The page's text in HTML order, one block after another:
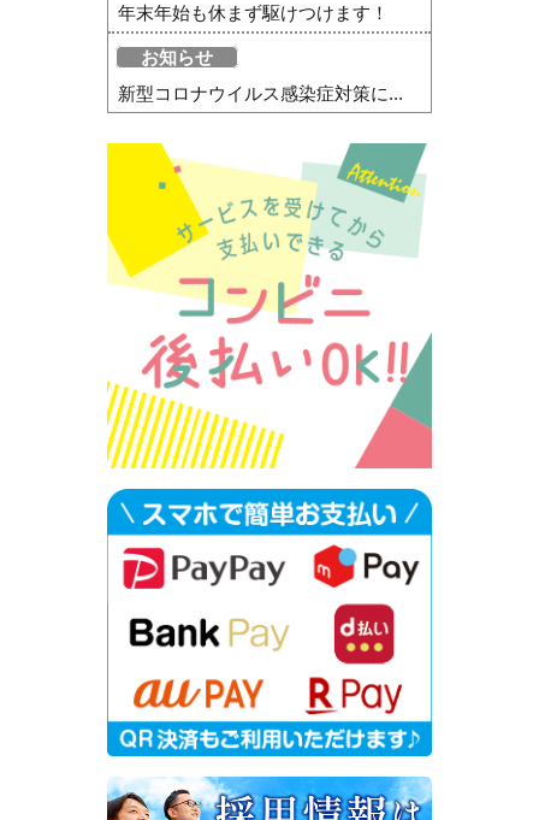
年末年始も休まず駆けつけます！
お知らせ
新型コロナウイルス感染症対策に...